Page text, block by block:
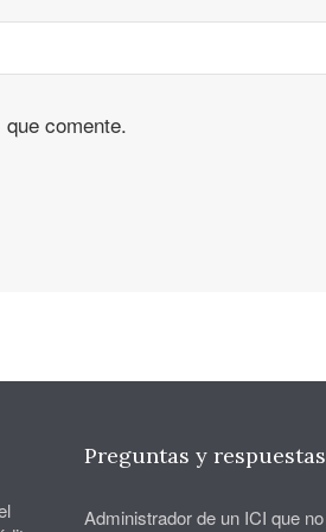
comente.
Preguntas y respuestas
Administrador de un ICI que no